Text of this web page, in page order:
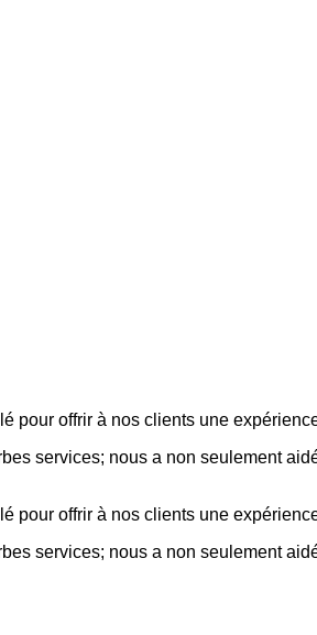
pour offrir à nos clients une
services; nous a non seulement
pour offrir à nos clients une
services; nous a non seulement